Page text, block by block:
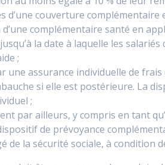
d’une couverture complémentaire
d’une complémentaire santé en
la date à laquelle les
;
une assurance individuelle de
si elle est postérieure. La
;
par ailleurs, y compris en tant
de prévoyance
de la sécurité sociale, à condition